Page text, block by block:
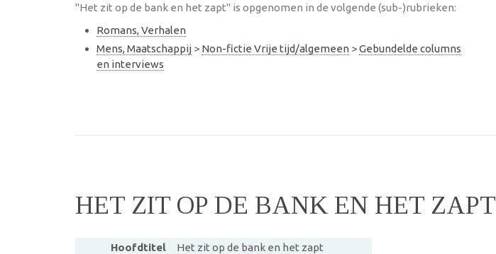
"Het zit op de bank en het zapt" is opgenomen in de volgende (sub-)rubrieken:
Romans, Verhalen
Mens, Maatschappij > Non-fictie Vrije tijd/algemeen >Gebundelde columns
en interviews
HET ZIT OP DE BANK EN HET ZAPT
Hoofdtitel
Het zit op de bank en het zapt